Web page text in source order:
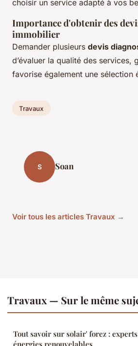
choisir un service adapté à vos
Importance d'obtenir des
immobilier
Demander plusieurs devis
d’évaluer la qualité des services,
favorise également une sélection
Travaux
S Soan
Voir tous les articles Travaux →
Travaux — Sur le même
Tout savoir sur solair' forez :